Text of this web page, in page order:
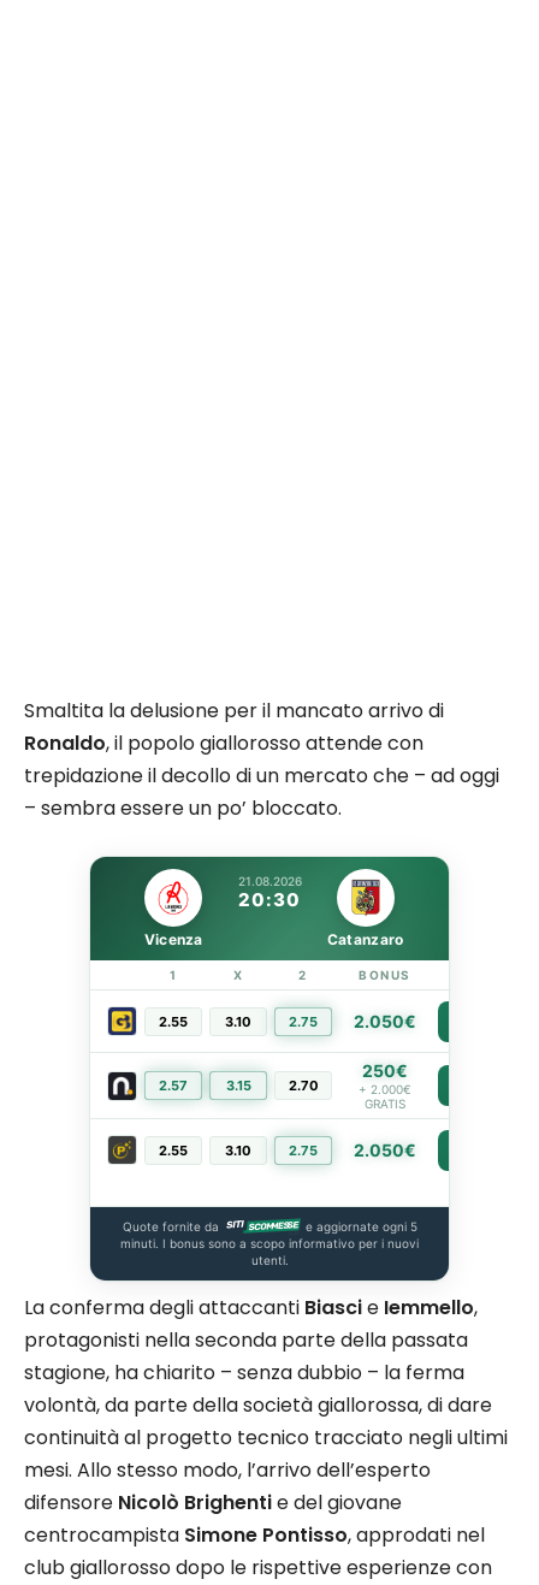
Smaltita la delusione per il mancato arrivo di
Ronaldo, il popolo giallorosso attende con
trepidazione il decollo di un mercato che – ad oggi
– sembra essere un po’ bloccato.
21.08.2026
20:30
Vicenza Catanzaro
1 X 2 BONUS
2.55 3.10 2.75 2.050€
2.57 3.15 2.70
250€
+ 2.000€
GRATIS
2.55 3.10 2.75 2.050€
Quote fornite da
e aggiornate ogni 5
minuti. I bonus sono a scopo informativo per i nuovi
utenti.
La conferma degli attaccanti Biascie Iemmello,
protagonisti nella seconda parte della passata
stagione, ha chiarito – senza dubbio – la ferma
volontà, da parte della società giallorossa, di dare
continuità al progetto tecnico tracciato negli ultimi
mesi. Allo stesso modo, l’arrivo dell’esperto
difensore Nicolò Brighentie del giovane
centrocampista Simone Pontisso, approdati nel
club giallorosso dopo le rispettive esperienze con